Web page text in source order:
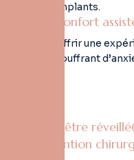
implants.
Confort
Offrir une
souffrant
Vais-je être
intervention